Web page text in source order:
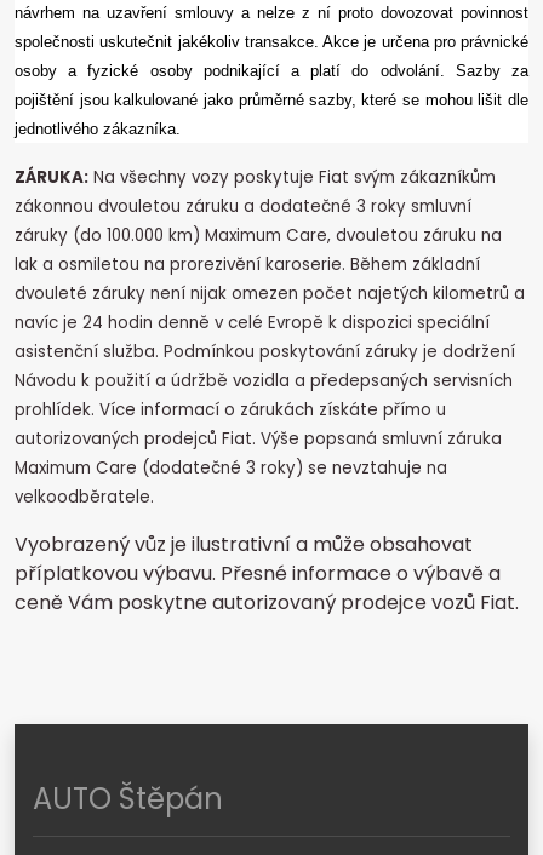
návrhem na uzavření smlouvy a nelze z ní proto dovozovat povinnost
společnosti uskutečnit jakékoliv transakce. Akce je určena pro právnické
osoby a fyzické osoby podnikající a platí do odvolání. Sazby za
pojištění jsou kalkulované jako průměrné sazby, které se mohou lišit dle
jednotlivého zákazníka.
ZÁRUKA: Na všechny vozy poskytuje Fiat svým zákazníkům
zákonnou dvouletou záruku a dodatečné 3 roky smluvní
záruky (do 100.000 km) Maximum Care, dvouletou záruku na
lak a osmiletou na prorezivění karoserie. Během základní
dvouleté záruky není nijak omezen počet najetých kilometrů a
navíc je 24 hodin denně v celé Evropě k dispozici speciální
asistenční služba. Podmínkou poskytování záruky je dodržení
Návodu k použití a údržbě vozidla a předepsaných servisních
prohlídek. Více informací o zárukách získáte přímo u
autorizovaných prodejců Fiat. Výše popsaná smluvní záruka
Maximum Care (dodatečné 3 roky) se nevztahuje na
velkoodběratele.
Vyobrazený vůz je ilustrativní a může obsahovat
příplatkovou výbavu. Přesné informace o výbavě a
ceně Vám poskytne autorizovaný prodejce vozů Fiat.
AUTO Štěpán